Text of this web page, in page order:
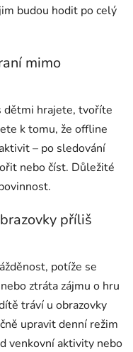
budou hodit po celý
mimo
dětmi hrajete, tvoříte
k tomu, že offline
– po sledování
nebo číst. Důležité
příliš
potíže se
ztráta zájmu o hru
tráví u obrazovky
upravit denní režim
venkovní aktivity nebo